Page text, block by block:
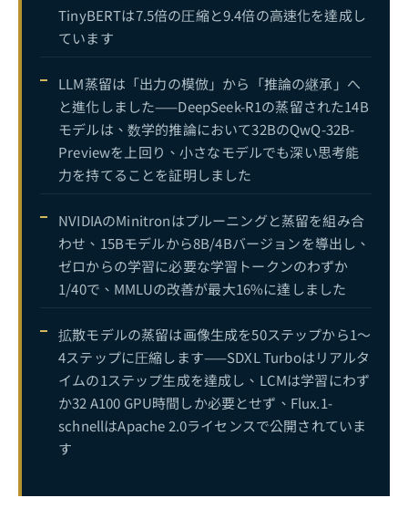
TinyBERTは7.5倍の圧縮と9.4倍の高速化を達成し
ています
LLM蒸留は「出力の模倣」から「推論の継承」へ
と進化しました——DeepSeek-R1の蒸留された14B
モデルは、数学的推論において32BのQwQ-32B-
Previewを上回り、小さなモデルでも深い思考能
力を持てることを証明しました
NVIDIAのMinitronはプルーニングと蒸留を組み合
わせ、15Bモデルから8B/4Bバージョンを導出し、
ゼロからの学習に必要な学習トークンのわずか
1/40で、MMLUの改善が最大16%に達しました
拡散モデルの蒸留は画像生成を50ステップから1〜
4ステップに圧縮します——SDXL Turboはリアルタ
イムの1ステップ生成を達成し、LCMは学習にわず
か32 A100 GPU時間しか必要とせず、Flux.1-
schnellはApache 2.0ライセンスで公開されていま
す